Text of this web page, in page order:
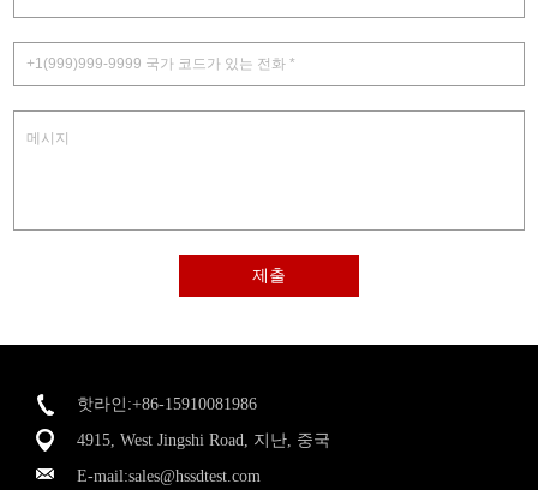
제출
핫라인:+86-15910081986
4915, West Jingshi Road, 지난, 중국
E-mail:sales@hssdtest.com